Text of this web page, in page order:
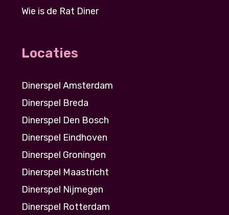
Wie is de Rat Diner
Locaties
Dinerspel Amsterdam
Dinerspel Breda
Dinerspel Den Bosch
Dinerspel Eindhoven
Dinerspel Groningen
Dinerspel Maastricht
Dinerspel Nijmegen
Dinerspel Rotterdam